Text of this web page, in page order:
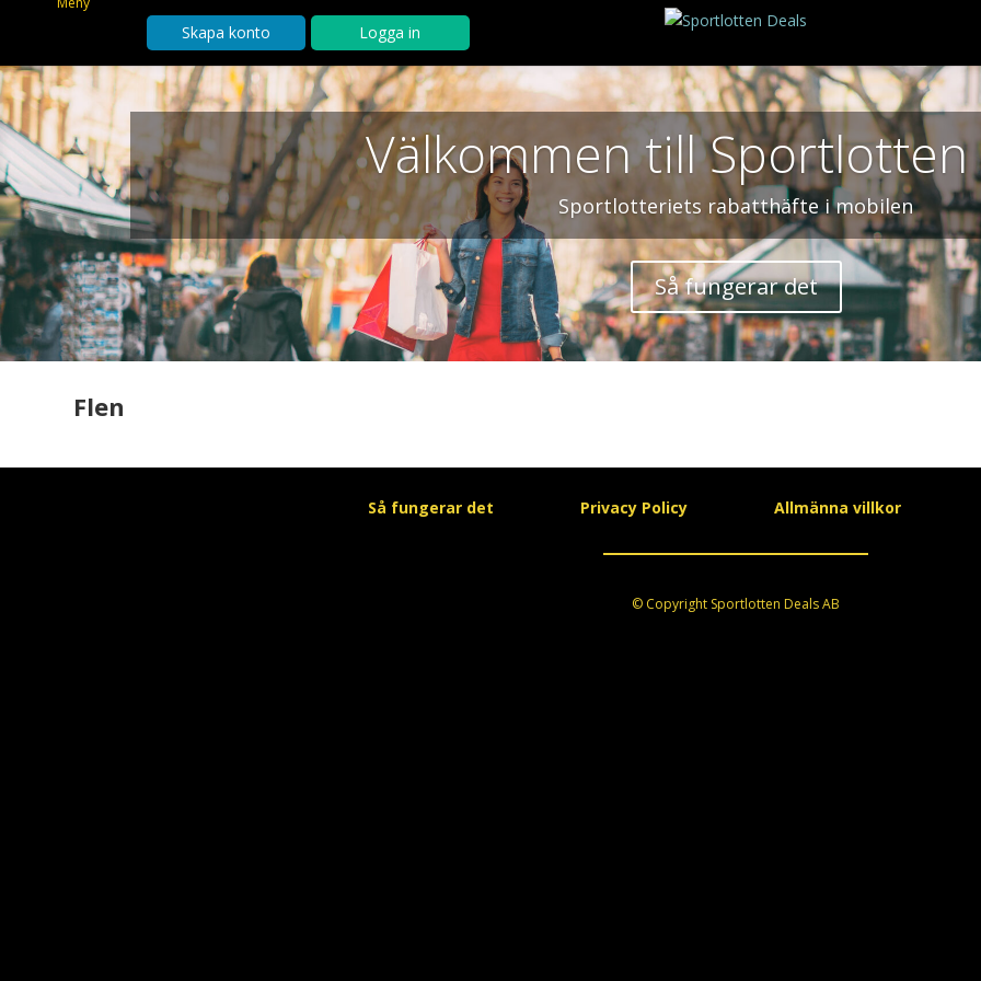
Skapa konto Logga in
Välkommen till Sportlotten
Sportlotteriets rabatthäfte i mobilen
Så fungerar det
Flen
Så fungerar det Privacy Policy Allmänna villkor
© Copyright Sportlotten Deals AB